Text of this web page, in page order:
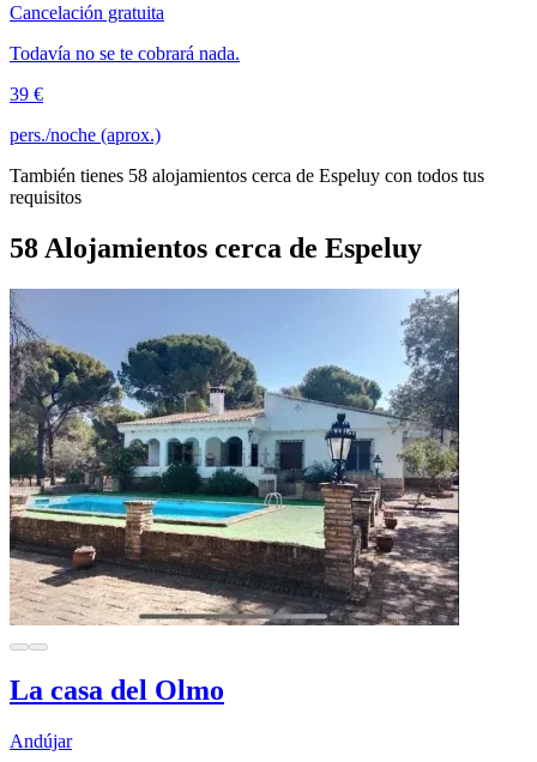
Cancelación gratuita
Todavía no se te cobrará nada.
39 €
pers./noche (aprox.)
También tienes 58 alojamientos cerca de Espeluy con todos tus
requisitos
58 Alojamientos cerca de Espeluy
La casa del Olmo
Andújar